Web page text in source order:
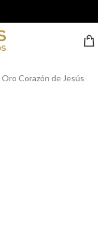
Corazón de Jesús